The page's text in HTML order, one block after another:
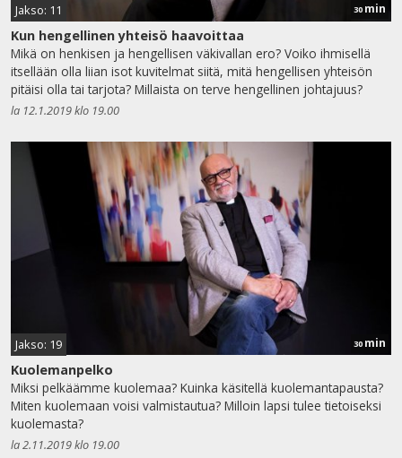
Jakso: 11 30 min
Kun hengellinen yhteisö haavoittaa
Mikä on henkisen ja hengellisen väkivallan ero? Voiko ihmisellä
itsellään olla liian isot kuvitelmat siitä, mitä hengellisen yhteisön
pitäisi olla tai tarjota? Millaista on terve hengellinen johtajuus?
la 12.1.2019 klo 19.00
Jakso: 19 30 min
Kuolemanpelko
Miksi pelkäämme kuolemaa? Kuinka käsitellä kuolemantapausta?
Miten kuolemaan voisi valmistautua? Milloin lapsi tulee tietoiseksi
kuolemasta?
la 2.11.2019 klo 19.00